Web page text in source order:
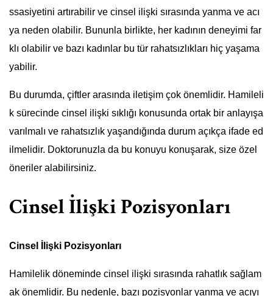
ssasiyetini artırabilir ve cinsel ilişki sırasında yanma ve acı
ya neden olabilir. Bununla birlikte, her kadının deneyimi far
klı olabilir ve bazı kadınlar bu tür rahatsızlıkları hiç yaşama
yabilir.
Bu durumda, çiftler arasında iletişim çok önemlidir. Hamileli
k sürecinde cinsel ilişki sıklığı konusunda ortak bir anlayışa
varılmalı ve rahatsızlık yaşandığında durum açıkça ifade ed
ilmelidir. Doktorunuzla da bu konuyu konuşarak, size özel
öneriler alabilirsiniz.
Cinsel İlişki Pozisyonları
Cinsel İlişki Pozisyonları
Hamilelik döneminde cinsel ilişki sırasında rahatlık sağlam
ak önemlidir. Bu nedenle, bazı pozisyonlar yanma ve acıyı